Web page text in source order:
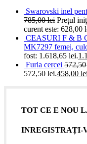
Swarovski inel
785,00lei Prețul
curent este: 628,00
CEASURI F & B
MK7297 femei,
fost: 1.618,65 lei.
Furla cercei
572,50 lei.458,00 lei
TOT CE E NOU
INREGISTRAȚI-